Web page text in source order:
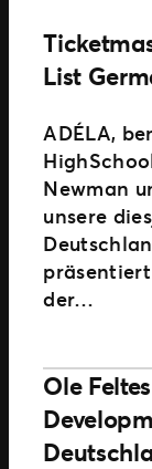
List
ADÉLA,
Newman
unsere
der…
Ole